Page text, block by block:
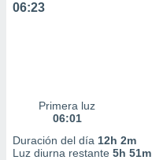
06:23
Primera luz
06:01
Duración del día 12h 2m
Luz diurna restante 5h 51m